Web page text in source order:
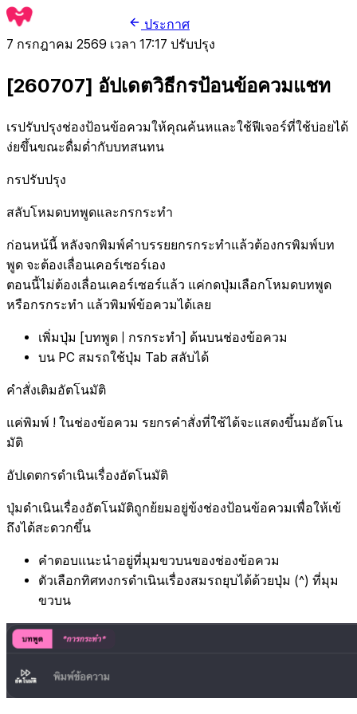
ประกาศ
7 กรกฎาคม 2569 เวลา 17:17 ปรับปรุง
[260707] อัปเดตวิธีกรป้อนข้อควมแชท
เรปรับปรุงช่องป้อนข้อควมให้คุณค้นหและใช้ฟีเจอร์ที่ใช้บ่อยได้
ง่ยขึ้นขณะดื่มด่ำกับบทสนทน
กรปรับปรุง
สลับโหมดบทพูดและกรกระทำ
ก่อนหน้นี้ หลังจกพิมพ์คำบรรยยกรกระทำแล้วต้องกรพิมพ์บท
พูด จะต้องเลื่อนเคอร์เซอร์เอง
ตอนนี้ไม่ต้องเลื่อนเคอร์เซอร์แล้ว แค่กดปุ่มเลือกโหมดบทพูด
หรือกรกระทำ แล้วพิมพ์ข้อควมได้เลย
เพิ่มปุ่ม [บทพูด | กรกระทำ] ด้นบนช่องข้อควม
บน PC สมรถใช้ปุ่ม Tab สลับได้
คำสั่งเติมอัตโนมัติ
แค่พิมพ์ ! ในช่องข้อควม รยกรคำสั่งที่ใช้ได้จะแสดงขึ้นมอัตโน
มัติ
อัปเดตกรดำเนินเรื่องอัตโนมัติ
ปุ่มดำเนินเรื่องอัตโนมัติถูกย้ยมอยู่ข้งช่องป้อนข้อควมเพื่อให้เข้
ถึงได้สะดวกขึ้น
คำตอบแนะนำอยู่ที่มุมขวบนของช่องข้อควม
ตัวเลือกทิศทงกรดำเนินเรื่องสมรถยุบได้ด้วยปุ่ม (^) ที่มุม
ขวบน